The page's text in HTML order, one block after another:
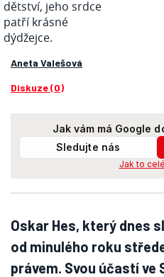
Aneta Valešová
Diskuze (0)
Jak vám má Google
Sledujte nás
Jak to
Oskar Hes, který dnes
od minulého roku
právem. Svou účastí ve